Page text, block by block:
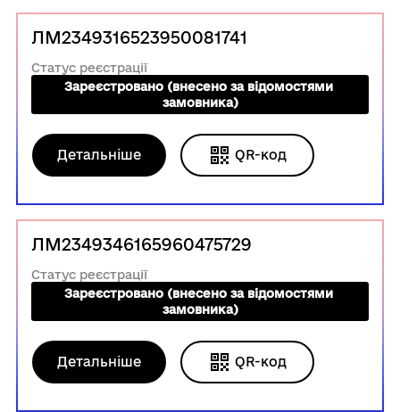
ЛМ2349316523950081741
Статус реєстрації
Зареєстровано (внесено за відомостями
замовника)
Детальніше QR-код
ЛМ2349346165960475729
Статус реєстрації
Зареєстровано (внесено за відомостями
замовника)
Детальніше QR-код